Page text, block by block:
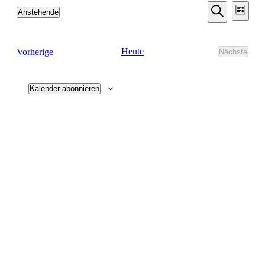
Suche
Suche
Liste
Anstehende
VorherigeVeranstaltungen Heute
Nächste
Kalender abonnieren